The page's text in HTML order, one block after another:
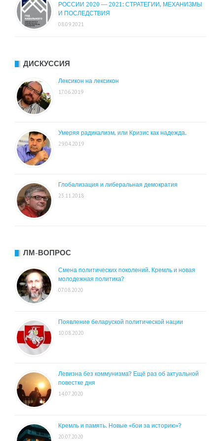
РОССИИ 2020 — 2021: СТРАТЕГИИ, МЕХАНИЗМЫ
И ПОСЛЕДСТВИЯ
08.09.2021
ДИСКУССИЯ
Лексикон на лексикон
17.06.2019
Умеряя радикализм, или Кризис как надежда.
29.04.2019
Глобализация и либеральная демократия
23.11.2018
ЛМ-ВОПРОС
Смена политических поколений. Кремль и новая
молодежная политика?
07.08.2020
Появление беларуской политической нации
10.08.2020
Левизна без коммунизма? Ещё раз об актуальной
повестке дня
14.07.2020
Кремль и память. Новые «бои за историю»?
20.07.2020